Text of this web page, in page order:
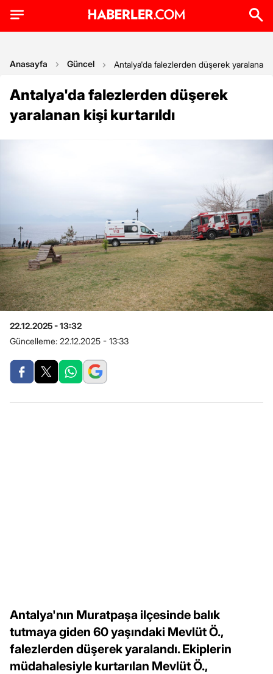
Anasayfa Güncel Antalya'da falezlerden düşerek yaralanan
Antalya'da falezlerden düşerek
yaralanan kişi kurtarıldı
22.12.2025 - 13:32
Güncelleme: 22.12.2025 - 13:33
Antalya'nın Muratpaşa ilçesinde balık
tutmaya giden 60 yaşındaki Mevlüt Ö.,
falezlerden düşerek yaralandı. Ekiplerin
müdahalesiyle kurtarılan Mevlüt Ö.,